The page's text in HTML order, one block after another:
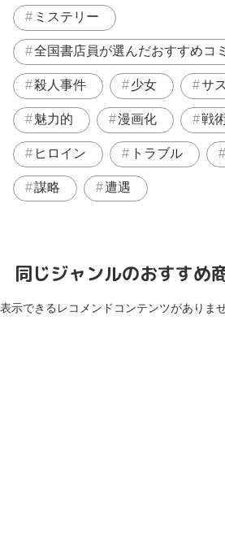
ミステリー
全国書店員が選んだおすすめコ
殺人事件 少女 サ
魅力的 漫画化 戦
ヒロイン トラブル
謀略 遭遇
同じジャンルのおすすめ
表示できるレコメンドコンテンツがありま